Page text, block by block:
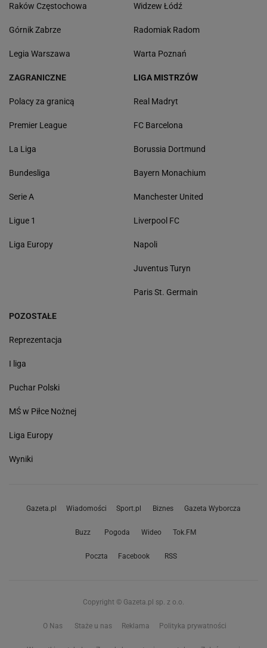
Raków Częstochowa
Górnik Zabrze
Legia Warszawa
Widzew Łódź
Radomiak Radom
Warta Poznań
ZAGRANICZNE
Polacy za granicą
Premier League
La Liga
Bundesliga
Serie A
Ligue 1
Liga Europy
LIGA MISTRZÓW
Real Madryt
FC Barcelona
Borussia Dortmund
Bayern Monachium
Manchester United
Liverpool FC
Napoli
Juventus Turyn
Paris St. Germain
POZOSTAŁE
Reprezentacja
I liga
Puchar Polski
MŚ w Piłce Nożnej
Liga Europy
Wyniki
Gazeta.pl Wiadomości Sport.pl Biznes Gazeta Wyborcza
Buzz Pogoda Wideo Tok.FM
Poczta Facebook RSS
Copyright © Gazeta.pl sp. z o.o.
O Nas Staże u nas Reklama Polityka prywatności